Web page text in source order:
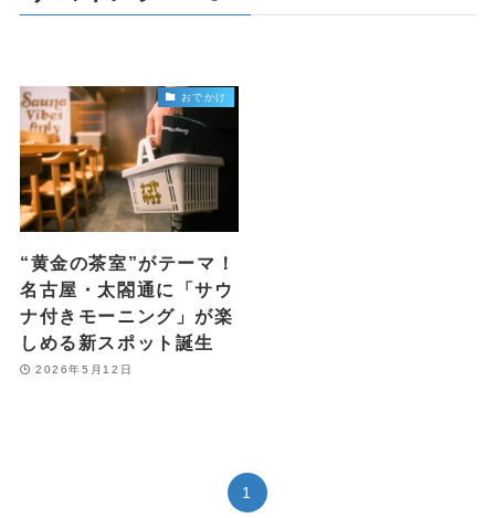
おでかけ
“黄金の茶室”がテーマ！
名古屋・太閤通に「サウ
ナ付きモーニング」が楽
しめる新スポット誕生
2026年5月12日
1